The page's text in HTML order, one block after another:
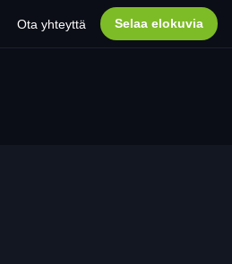
Ota yhteyttä Selaa elokuvia